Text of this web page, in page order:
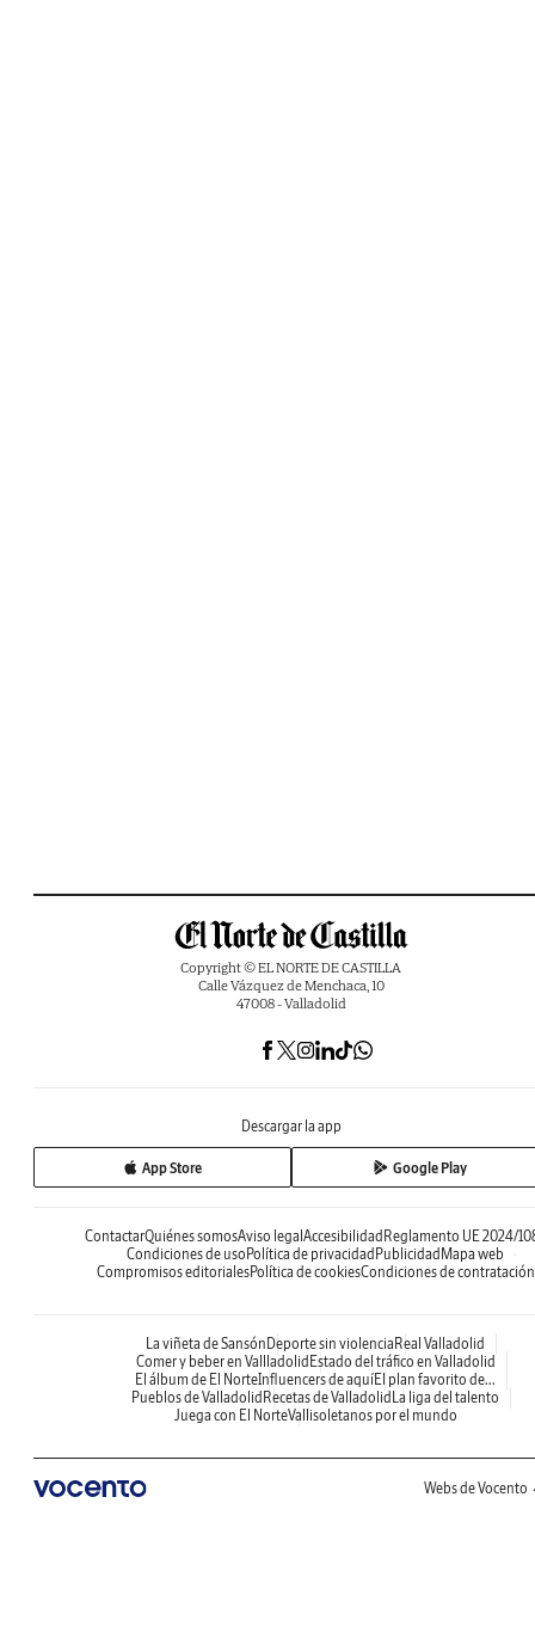
Copyright © EL NORTE DE CASTILLA
Calle Vázquez de Menchaca, 10
47008 - Valladolid
Descargar la app
App Store Google Play
ContactarQuiénes somosAviso legal Accesibilidad Reglamento UE 2024/
Condiciones de uso Política de privacidad Publicidad Mapa web
Compromisos editorialesPolítica de cookiesCondiciones de contratación
La viñeta de Sansón Deporte sin violencia Real Valladolid
Comer y beber en Vallladolid Estado del tráfico en Valladolid
El álbum de El NorteInfluencers de aquíEl plan favorito de...
Pueblos de Valladolid Recetas de Valladolid La liga del talento
Juega con El NorteVallisoletanos por el mundo
Webs de Vocento